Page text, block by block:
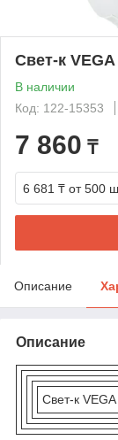
Свет-к
В наличии
Код: 122-15353
7 860 ₸
6 681 ₸ от 500
Описание
Описание
Свет-к